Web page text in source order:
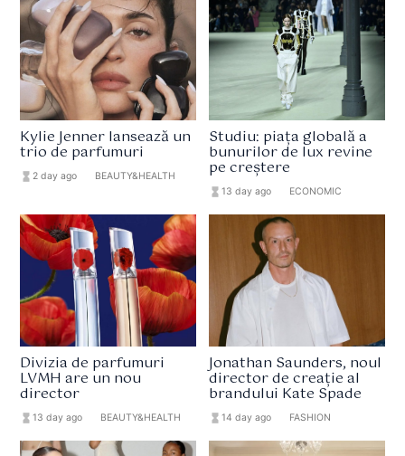
Kylie Jenner lansează un
trio de parfumuri
hourglass_full 2 day ago BEAUTY&HEALTH
Studiu: piața globală a
bunurilor de lux revine
pe creștere
hourglass_full 13 day ago ECONOMIC
Divizia de parfumuri
LVMH are un nou
director
hourglass_full13 day ago BEAUTY&HEALTH
Jonathan Saunders, noul
director de creație al
brandului Kate Spade
hourglass_full 14 day ago FASHION